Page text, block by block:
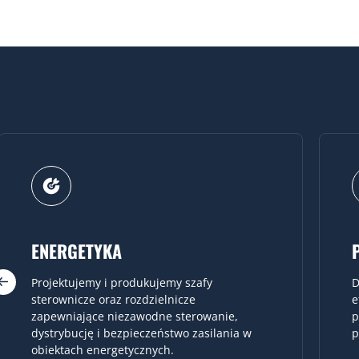
PRZEMYSŁ
Dostarczamy szafy sterownicze wspierające
efektywne zarządzanie procesami
produkcyjnymi oraz ciągłość pracy zakładów
przemysłowych.